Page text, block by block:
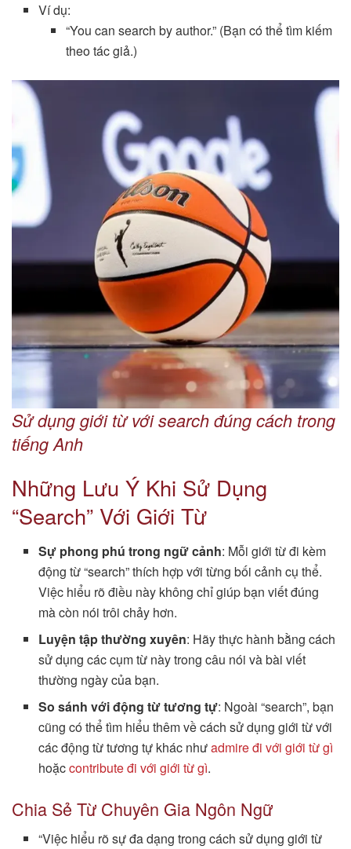
Ví dụ:
“You can search by author.” (Bạn có thể tìm kiếm
theo tác giả.)
Sử dụng giới từ với search đúng cách trong
tiếng Anh
Những Lưu Ý Khi Sử Dụng
“Search” Với Giới Từ
Sự phong phú trong ngữ cảnh: Mỗi giới từ đi kèm
động từ “search” thích hợp với từng bối cảnh cụ thể.
Việc hiểu rõ điều này không chỉ giúp bạn viết đúng
mà còn nói trôi chảy hơn.
Luyện tập thường xuyên: Hãy thực hành bằng cách
sử dụng các cụm từ này trong câu nói và bài viết
thường ngày của bạn.
So sánh với động từ tương tự: Ngoài “search”, bạn
cũng có thể tìm hiểu thêm về cách sử dụng giới từ với
các động từ tương tự khác nhưadmire đi với giới từ gì
hoặccontribute đi với giới từ gì.
Chia Sẻ Từ Chuyên Gia Ngôn Ngữ
“Việc hiểu rõ sự đa dạng trong cách sử dụng giới từ